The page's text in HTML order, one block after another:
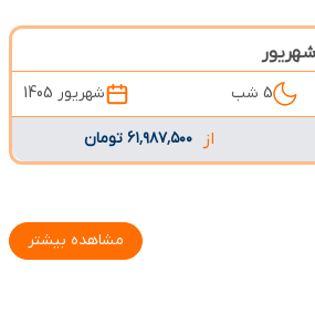
5 شب شهریور 1405
از ۶۱٬۹۸۷٬۵۰۰ تومان
مشاهده بیشتر